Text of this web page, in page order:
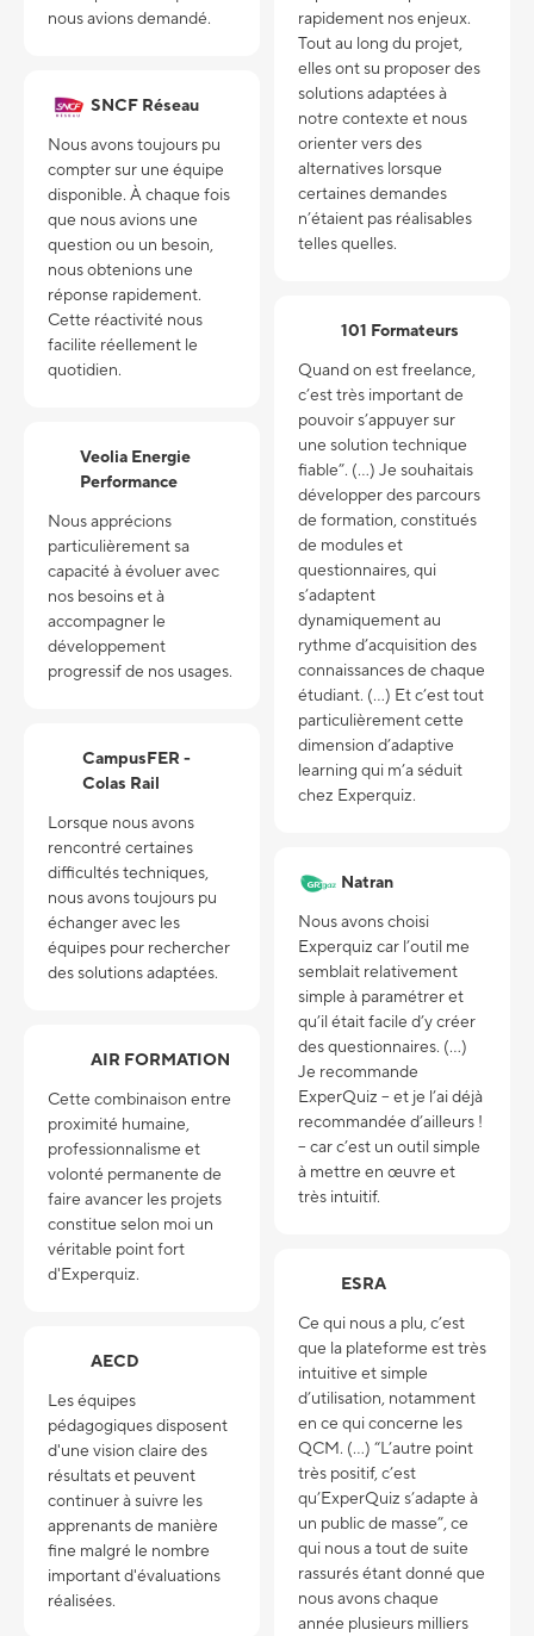
nous avions demandé.
SNCF Réseau
Nous avons toujours pu
compter sur une équipe
disponible. À chaque fois
que nous avions une
question ou un besoin,
nous obtenions une
réponse rapidement.
Cette réactivité nous
facilite réellement le
quotidien.
Veolia Energie
Performance
Nous apprécions
particulièrement sa
capacité à évoluer avec
nos besoins et à
accompagner le
développement
progressif de nos usages.
CampusFER -
Colas Rail
Lorsque nous avons
rencontré certaines
difficultés techniques,
nous avons toujours pu
échanger avec les
équipes pour rechercher
des solutions adaptées.
AIR FORMATION
Cette combinaison entre
proximité humaine,
professionnalisme et
volonté permanente de
faire avancer les projets
constitue selon moi un
véritable point fort
d'Experquiz.
AECD
Les équipes
pédagogiques disposent
d'une vision claire des
résultats et peuvent
continuer à suivre les
apprenants de manière
fine malgré le nombre
important d'évaluations
réalisées.
rapidement nos enjeux.
Tout au long du projet,
elles ont su proposer des
solutions adaptées à
notre contexte et nous
orienter vers des
alternatives lorsque
certaines demandes
n’étaient pas réalisables
telles quelles.
101 Formateurs
Quand on est freelance,
c’est très important de
pouvoir s’appuyer sur
une solution technique
fiable”. (...) Je souhaitais
développer des parcours
de formation, constitués
de modules et
questionnaires, qui
s’adaptent
dynamiquement au
rythme d’acquisition des
connaissances de chaque
étudiant. (...) Et c’est tout
particulièrement cette
dimension d’adaptive
learning qui m’a séduit
chez Experquiz.
Natran
Nous avons choisi
Experquiz car l’outil me
semblait relativement
simple à paramétrer et
qu’il était facile d’y créer
des questionnaires. (...)
Je recommande
ExperQuiz – et je l’ai déjà
recommandée d’ailleurs !
– car c’est un outil simple
à mettre en œuvre et
très intuitif.
ESRA
Ce qui nous a plu, c’est
que la plateforme est très
intuitive et simple
d’utilisation, notamment
en ce qui concerne les
QCM. (...) “L’autre point
très positif, c’est
qu’ExperQuiz s’adapte à
un public de masse”, ce
qui nous a tout de suite
rassurés étant donné que
nous avons chaque
année plusieurs milliers